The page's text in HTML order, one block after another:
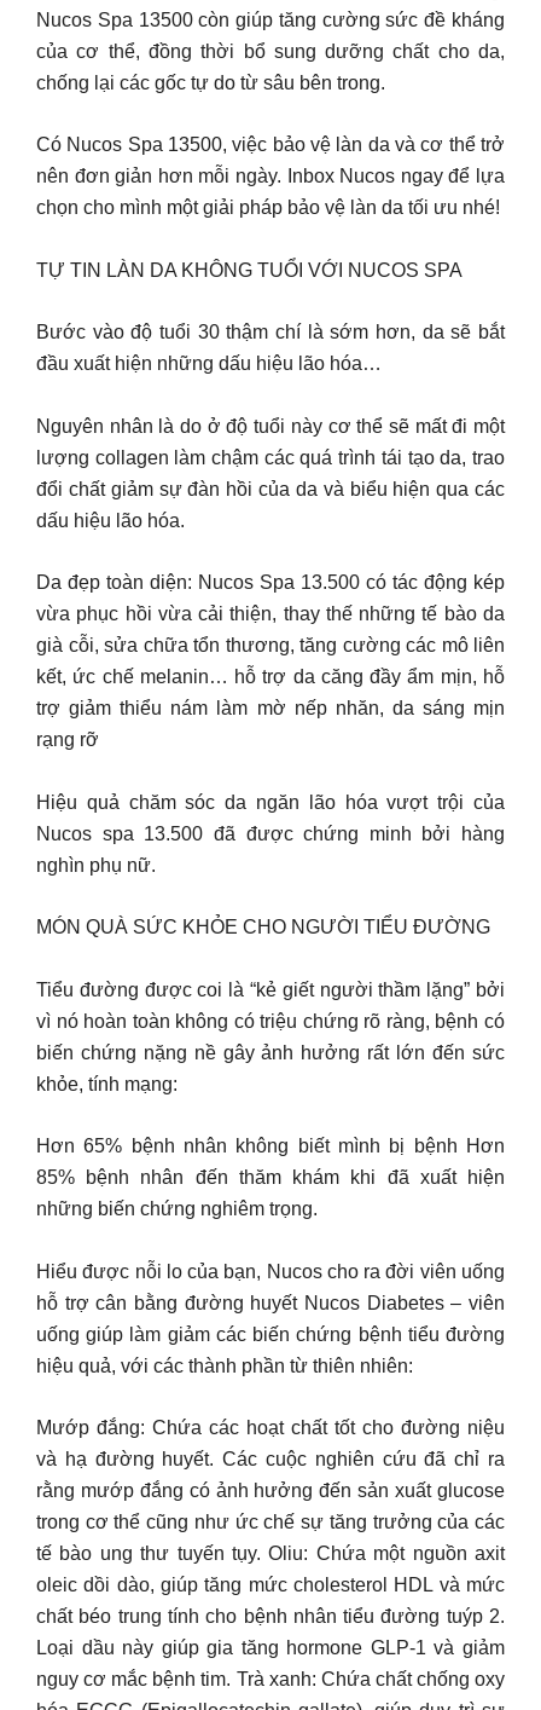
Nucos Spa 13500 còn giúp tăng cường sức đề kháng
của cơ thể, đồng thời bổ sung dưỡng chất cho da,
chống lại các gốc tự do từ sâu bên trong.
Có Nucos Spa 13500, việc bảo vệ làn da và cơ thể trở
nên đơn giản hơn mỗi ngày. Inbox Nucos ngay để lựa
chọn cho mình một giải pháp bảo vệ làn da tối ưu nhé!
TỰ TIN LÀN DA KHÔNG TUỔI VỚI NUCOS SPA
Bước vào độ tuổi 30 thậm chí là sớm hơn, da sẽ bắt
đầu xuất hiện những dấu hiệu lão hóa…
Nguyên nhân là do ở độ tuổi này cơ thể sẽ mất đi một
lượng collagen làm chậm các quá trình tái tạo da, trao
đổi chất giảm sự đàn hồi của da và biểu hiện qua các
dấu hiệu lão hóa.
Da đẹp toàn diện: Nucos Spa 13.500 có tác động kép
vừa phục hồi vừa cải thiện, thay thế những tế bào da
già cỗi, sửa chữa tổn thương, tăng cường các mô liên
kết, ức chế melanin… hỗ trợ da căng đầy ẩm mịn, hỗ
trợ giảm thiểu nám làm mờ nếp nhăn, da sáng mịn
rạng rỡ
Hiệu quả chăm sóc da ngăn lão hóa vượt trội của
Nucos spa 13.500 đã được chứng minh bởi hàng
nghìn phụ nữ.
MÓN QUÀ SỨC KHỎE CHO NGƯỜI TIỂU ĐƯỜNG
Tiểu đường được coi là “kẻ giết người thầm lặng” bởi
vì nó hoàn toàn không có triệu chứng rõ ràng, bệnh có
biến chứng nặng nề gây ảnh hưởng rất lớn đến sức
khỏe, tính mạng:
Hơn 65% bệnh nhân không biết mình bị bệnh Hơn
85% bệnh nhân đến thăm khám khi đã xuất hiện
những biến chứng nghiêm trọng.
Hiểu được nỗi lo của bạn, Nucos cho ra đời viên uống
hỗ trợ cân bằng đường huyết Nucos Diabetes – viên
uống giúp làm giảm các biến chứng bệnh tiểu đường
hiệu quả, với các thành phần từ thiên nhiên:
Mướp đắng: Chứa các hoạt chất tốt cho đường niệu
và hạ đường huyết. Các cuộc nghiên cứu đã chỉ ra
rằng mướp đắng có ảnh hưởng đến sản xuất glucose
trong cơ thể cũng như ức chế sự tăng trưởng của các
tế bào ung thư tuyến tụy. Oliu: Chứa một nguồn axit
oleic dồi dào, giúp tăng mức cholesterol HDL và mức
chất béo trung tính cho bệnh nhân tiểu đường tuýp 2.
Loại dầu này giúp gia tăng hormone GLP-1 và giảm
nguy cơ mắc bệnh tim. Trà xanh: Chứa chất chống oxy